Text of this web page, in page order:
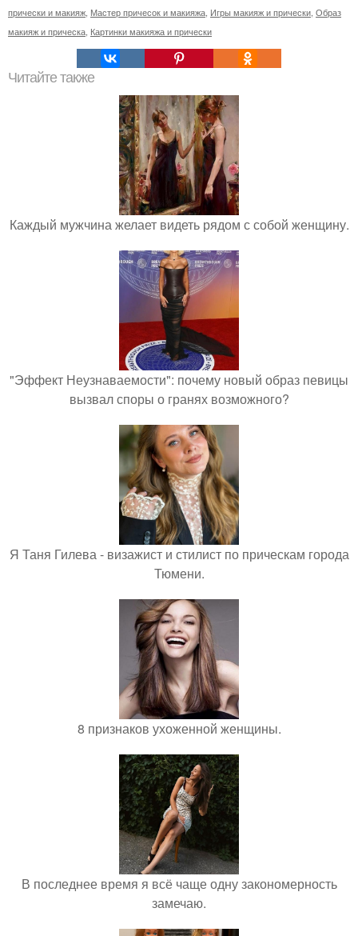
прически и макияж Мастер причесок и макияжа Игры макияж и прически Образ
макияж и прическа Картинки макияжа и прически
Читайте также
Каждый мужчина желает видеть рядом с собой женщину.
"Эффект Неузнаваемости": почему новый образ певицы
вызвал споры о гранях возможного?
Я Таня Гилева - визажист и стилист по прическам города
Тюмени.
8 признаков ухоженной женщины.
В последнее время я всё чаще одну закономерность
замечаю.